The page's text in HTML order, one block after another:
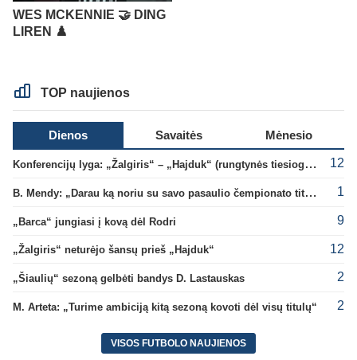
WES MCKENNIE 🤝 DING
LIREN ♟️
TOP naujienos
Dienos Savaitės Mėnesio
Konferencijų lyga: „Žalgiris“ – „Hajduk“ (rungtynės tiesiogiai) 12
B. Mendy: „Darau ką noriu su savo pasaulio čempionato titulu“ 1
„Barca“ jungiasi į kovą dėl Rodri 9
„Žalgiris“ neturėjo šansų prieš „Hajduk“ 12
„Šiaulių“ sezoną gelbėti bandys D. Lastauskas 2
M. Arteta: „Turime ambiciją kitą sezoną kovoti dėl visų titulų“ 2
VISOS FUTBOLO NAUJIENOS